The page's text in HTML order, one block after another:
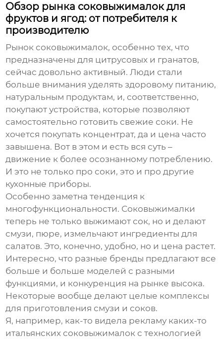
Обзор рынка соковыжималок для
фруктов и ягод: от потребителя к
производителю
Рынок соковыжималок, особенно тех, что
предназначены для цитрусовых и гранатов,
сейчас довольно активный. Люди стали
больше внимания уделять здоровому питанию,
натуральным продуктам, и, соответственно,
покупают устройства, которые позволяют
самостоятельно готовить свежие соки. Не
хочется покупать концентрат, да и цена часто
завышена. Вот в этом и есть вся суть –
движение к более осознанному потреблению.
И это не только про соки, это и про другие
кухонные приборы.
Особенно заметна тенденция к
многофункциональности. Соковыжималки
теперь не только выжимают сок, но и делают
смузи, пюре, измельчают ингредиенты для
салатов. Это, конечно, удобно, но и цена растет.
Интересно, что разные бренды предлагают все
больше и больше моделей с разными
функциями, и конкуренция на рынке высока.
Некоторые вообще делают целые комплексы
для приготовления смузи и соков.
Я, например, как-то видела рекламу каких-то
итальянских соковыжималок с технологией